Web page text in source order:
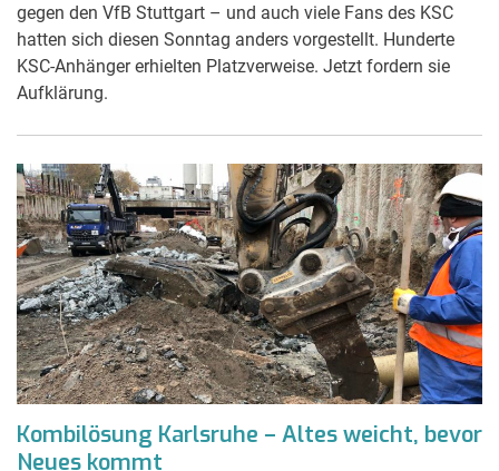
gegen den VfB Stuttgart – und auch viele Fans des KSC
hatten sich diesen Sonntag anders vorgestellt. Hunderte
KSC-Anhänger erhielten Platzverweise. Jetzt fordern sie
Aufklärung.
Kombilösung Karlsruhe – Altes weicht, bevor
Neues kommt